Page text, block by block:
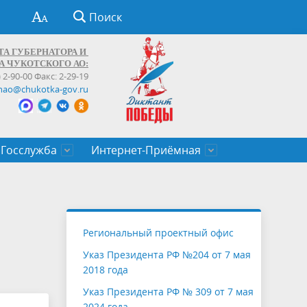
Поиск
ГУБЕРНАТОРА И
ЧУКОТСКОГО АО:
2-90-00 Факс: 2-29-19
gov.ru
Госслужба
служащих Чукотского автономного
Интернет-Приёмная
Региональный проектный офис
Указ Президента РФ №204 от 7 мая
2018 года
Указ Президента РФ № 309 от 7 мая